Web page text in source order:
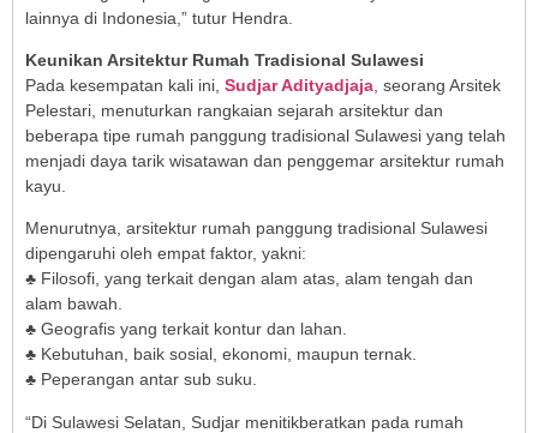
lainnya di Indonesia,” tutur Hendra.
Keunikan Arsitektur Rumah Tradisional Sulawesi
Pada kesempatan kali ini, Sudjar Adityadjaja , seorang Arsitek
Pelestari, menuturkan rangkaian sejarah arsitektur dan
beberapa tipe rumah panggung tradisional Sulawesi yang telah
menjadi daya tarik wisatawan dan penggemar arsitektur rumah
kayu.
Menurutnya, arsitektur rumah panggung tradisional Sulawesi
dipengaruhi oleh empat faktor, yakni:
♣ Filosofi, yang terkait dengan alam atas, alam tengah dan
alam bawah.
♣ Geografis yang terkait kontur dan lahan.
♣ Kebutuhan, baik sosial, ekonomi, maupun ternak.
♣ Peperangan antar sub suku.
“Di Sulawesi Selatan, Sudjar menitikberatkan pada rumah